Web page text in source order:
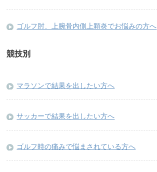
ゴルフ肘、上腕骨内側上顆炎でお悩みの方へ
競技別
マラソンで結果を出したい方へ
サッカーで結果を出したい方へ
ゴルフ時の痛みで悩まされている方へ